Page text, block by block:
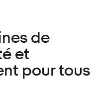
de
et
pour tous